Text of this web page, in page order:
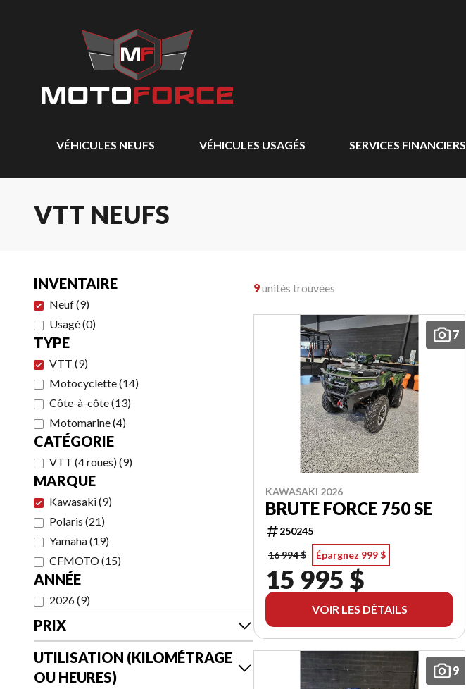
VÉHICULES NEUFS VÉHICULES USAGÉS SERVICES FINANCIERS
VTT NEUFS
INVENTAIRE
Neuf(9)
Usagé(0)
TYPE
VTT (9)
Motocyclette(14)
Côte-à-côte(13)
Motomarine(4)
CATÉGORIE
VTT (4 roues)(9)
MARQUE
Kawasaki(9)
Polaris (21)
Yamaha(19)
CFMOTO(15)
ANNÉE
2026(9)
PRIX
UTILISATION (KILOMÉTRAGE
OU HEURES)
9unités trouvées
7
KAWASAKI 2026
BRUTE FORCE 750 SE
250245
16 994 $
Épargnez 999 $
15 995 $
VOIR LES DÉTAILS
9